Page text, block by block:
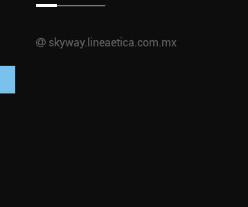
skyway.lineaetica.com.mx